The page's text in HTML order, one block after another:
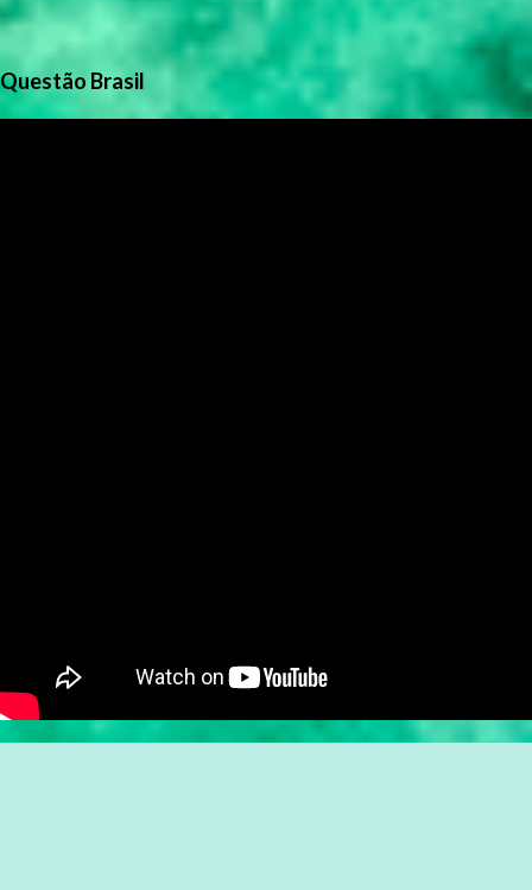
Questão Brasil